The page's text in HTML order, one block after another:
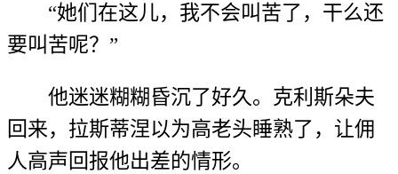
“她们在这儿，我不会叫苦了，干么还
要叫苦呢？”
他迷迷糊糊昏沉了好久。克利斯朵夫
回来，拉斯蒂涅以为高老头睡熟了，让佣
人高声回报他出差的情形。